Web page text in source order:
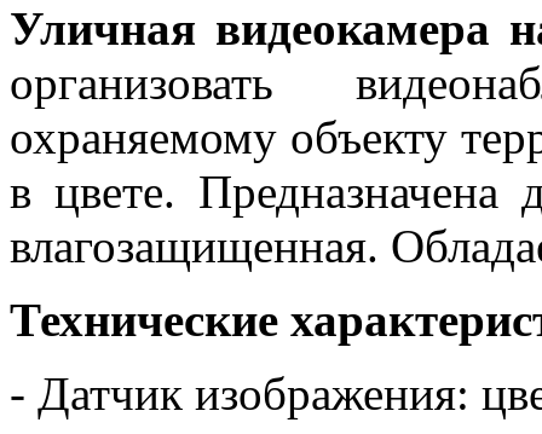
Уличная видеокамера
организовать
охраняемому объекту
в цвете. Предназначена
влагозащищенная.
Технические
- Датчик изображения: